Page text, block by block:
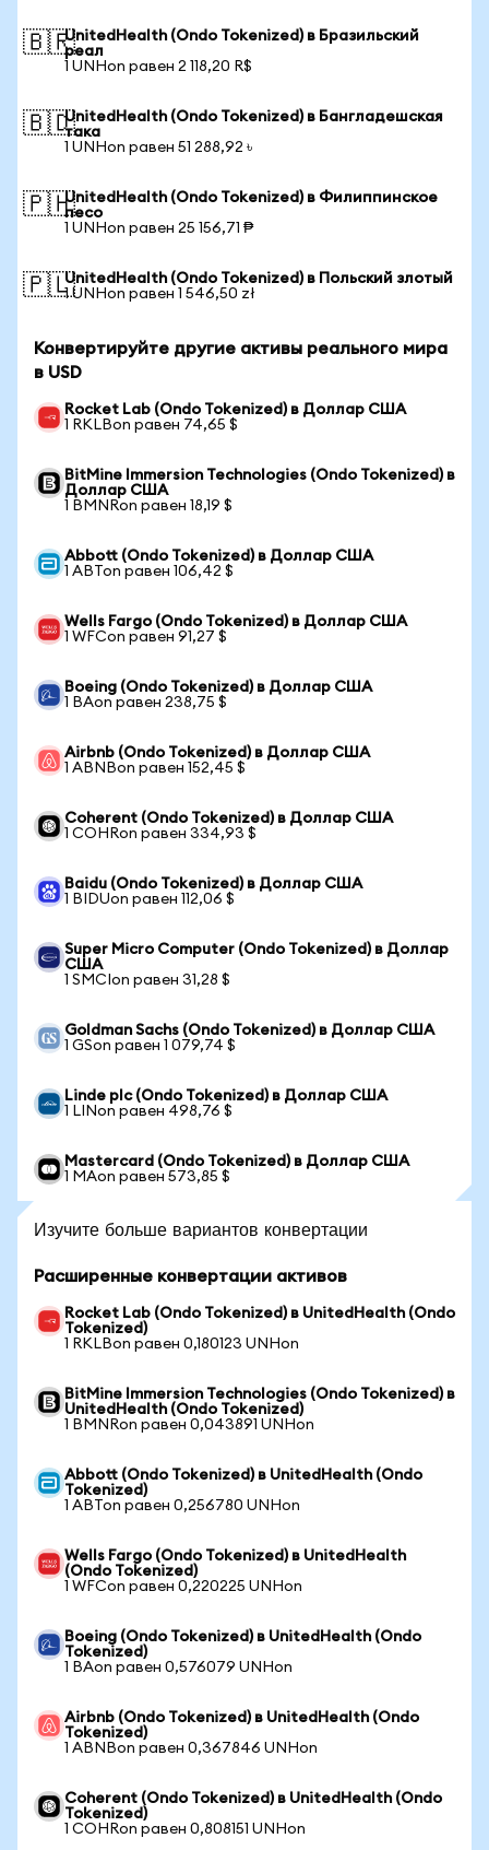
🇧🇷UnitedHealth (Ondo Tokenized) в Бразильский
реал
1 UNHon равен 2 118,20 R$
🇧🇩UnitedHealth (Ondo Tokenized) в Бангладешская
така
1 UNHon равен 51 288,92 ৳
🇵🇭UnitedHealth (Ondo Tokenized) в Филиппинское
песо
1 UNHon равен 25 156,71 ₱
🇵🇱UnitedHealth (Ondo Tokenized) в Польский злотый
1 UNHon равен 1 546,50 zł
Конвертируйте другие активы реального мира
в USD
Rocket Lab (Ondo Tokenized) в Доллар США
1 RKLBon равен 74,65 $
BitMine Immersion Technologies (Ondo Tokenized) в
Доллар США
1 BMNRon равен 18,19 $
Abbott (Ondo Tokenized) в Доллар США
1 ABTon равен 106,42 $
Wells Fargo (Ondo Tokenized) в Доллар США
1 WFCon равен 91,27 $
Boeing (Ondo Tokenized) в Доллар США
1 BAon равен 238,75 $
Airbnb (Ondo Tokenized) в Доллар США
1 ABNBon равен 152,45 $
Coherent (Ondo Tokenized) в Доллар США
1 COHRon равен 334,93 $
Baidu (Ondo Tokenized) в Доллар США
1 BIDUon равен 112,06 $
Super Micro Computer (Ondo Tokenized) в Доллар
США
1 SMCIon равен 31,28 $
Goldman Sachs (Ondo Tokenized) в Доллар США
1 GSon равен 1 079,74 $
Linde plc (Ondo Tokenized) в Доллар США
1 LINon равен 498,76 $
Mastercard (Ondo Tokenized) в Доллар США
1 MAon равен 573,85 $
Изучите больше вариантов конвертации
Расширенные конвертации активов
Rocket Lab (Ondo Tokenized) в UnitedHealth (Ondo
Tokenized)
1 RKLBon равен 0,180123 UNHon
BitMine Immersion Technologies (Ondo Tokenized) в
UnitedHealth (Ondo Tokenized)
1 BMNRon равен 0,043891 UNHon
Abbott (Ondo Tokenized) в UnitedHealth (Ondo
Tokenized)
1 ABTon равен 0,256780 UNHon
Wells Fargo (Ondo Tokenized) в UnitedHealth
(Ondo Tokenized)
1 WFCon равен 0,220225 UNHon
Boeing (Ondo Tokenized) в UnitedHealth (Ondo
Tokenized)
1 BAon равен 0,576079 UNHon
Airbnb (Ondo Tokenized) в UnitedHealth (Ondo
Tokenized)
1 ABNBon равен 0,367846 UNHon
Coherent (Ondo Tokenized) в UnitedHealth (Ondo
Tokenized)
1 COHRon равен 0,808151 UNHon